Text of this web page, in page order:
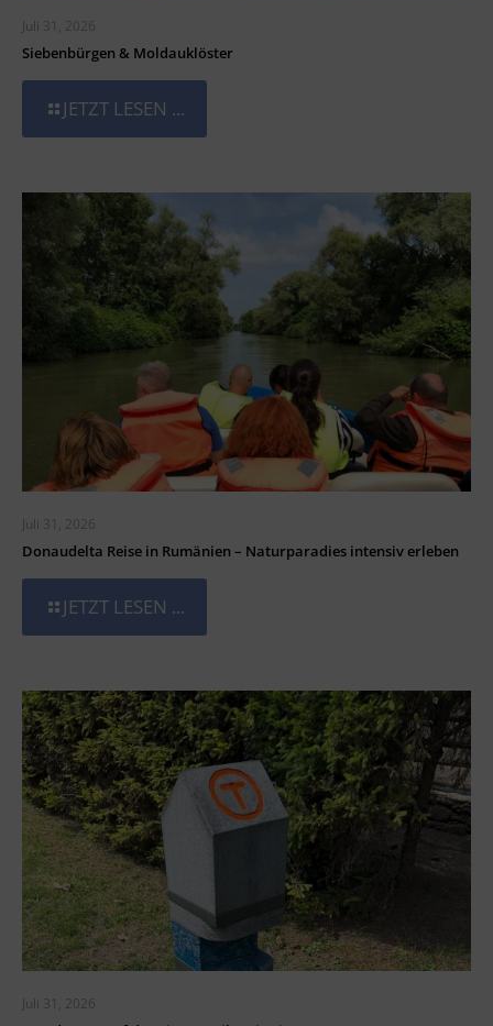
Juli 31, 2026
Siebenbürgen & Moldauklöster
JETZT LESEN ...
Juli 31, 2026
Donaudelta Reise in Rumänien – Naturparadies intensiv erleben
JETZT LESEN ...
Juli 31, 2026